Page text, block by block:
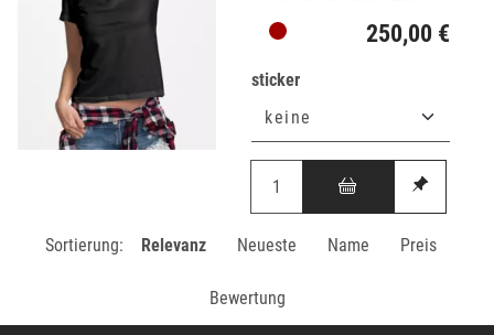
250,00 €
sticker
Sortierung: Relevanz Neueste Name Preis
Bewertung